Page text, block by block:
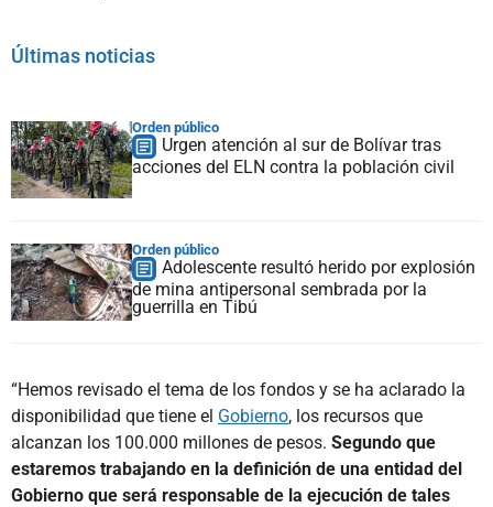
Últimas noticias
Orden público
Urgen atención al sur de Bolívar tras
acciones del ELN contra la población civil
Orden público
Adolescente resultó herido por explosión
de mina antipersonal sembrada por la
guerrilla en Tibú
“Hemos revisado el tema de los fondos y se ha aclarado la
disponibilidad que tiene el Gobierno, los recursos que
alcanzan los 100.000 millones de pesos. Segundo que
estaremos trabajando en la definición de una entidad del
Gobierno que será responsable de la ejecución de tales